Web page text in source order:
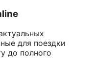
для поездки
до полного